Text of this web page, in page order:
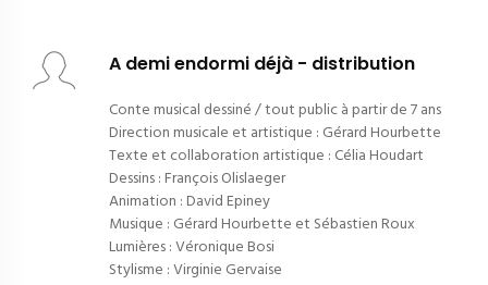
A demi endormi déjà - distribution
Conte musical dessiné / tout public à partir de 7 ans
Direction musicale et artistique : Gérard Hourbette
Texte et collaboration artistique : Célia Houdart
Dessins : François Olislaeger
Animation : David Epiney
Musique : Gérard Hourbette et Sébastien Roux
Lumières : Véronique Bosi
Stylisme : Virginie Gervaise